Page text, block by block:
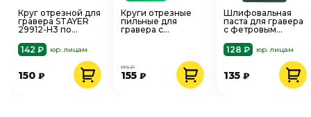
Круг отрезной для
гравера STAYER
29912-H3 по
3шт
142 ₽ юр. лицам
150 ₽
Круги отрезные
пильные для
гравера с
155 ₽
175 ₽
Шлифовальная
паста для гравера
с фетровым
128 ₽
юр. лицам
135 ₽